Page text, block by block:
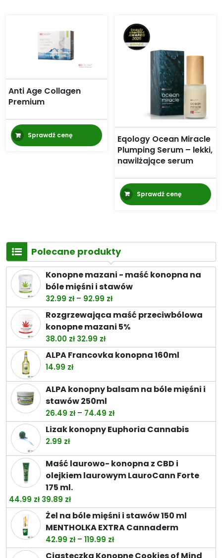
Anti Age Collagen
Premium
Sprawdź cenę
Eqology Ocean Miracle
Plumping Serum – lekki,
nawilżające serum
Sprawdź cenę
Polecane produkty
Konopne mazani - maść konopna na
bóle mięśni i stawów
32.99 zł – 92.99 złZakres
cen:
od
do
92.99 zł
Rozgrzewająca maść przeciwbólowa
konopne mazani 5%
38.00 zł Pierwotna
cena
32.99 złAktualna
cena
ALPA Francovka konopna 160ml
14.99 zł
ALPA konopny balsam na bóle mięśni i
stawów 250ml
26.49 zł – 74.49 złZakres
cen:
od
do
74.49 zł
Lizak konopny Euphoria Cannabis
2.99 zł
Maść laurowo- konopna z CBD i
olejkiem laurowym LauroCann Forte
175 ml.
44.99 zł Pierwotna
cena
wynosiła:
44.99 zł.
39.89 złAktualna
cena
wynosi:
39.89 zł.
Żel na bóle mięśni i stawów 150 ml
MENTHOLKA EXTRA Cannaderm
42.99 zł – 119.99 złZakres
cen:
Ciasteczka Konopne Cookies of Mind